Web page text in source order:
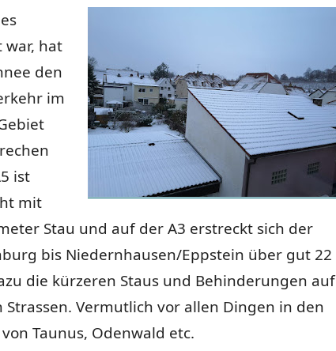
hat
den
im
ist
mit
Stau und auf der A3 erstreckt sich der
bis Niedernhausen/Eppstein über gut 22
die kürzeren Staus und Behinderungen auf
Strassen. Vermutlich vor allen Dingen in den
Taunus, Odenwald etc.